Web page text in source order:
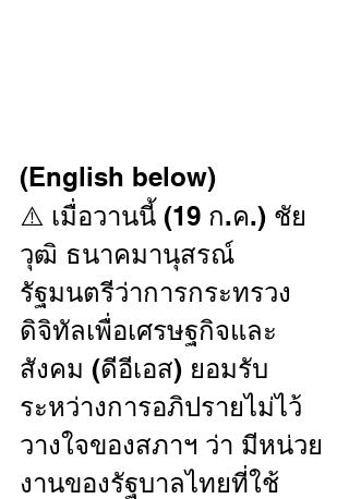
(English below)
⚠️ เมื่อวานนี้ (19 ก.ค.) ชัย
วุฒิ ธนาคมานุสรณ์
รัฐมนตรีว่าการกระทรวง
ดิจิทัลเพื่อเศรษฐกิจและ
สังคม (ดีอีเอส) ยอมรับ
ระหว่างการอภิปรายไม่ไว้
วางใจของสภาฯ ว่า มีหน่วย
งานของรัฐบาลไทยที่ใช้